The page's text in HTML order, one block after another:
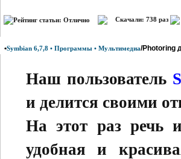
Скачали: 738 раз
•Symbian 6,7,8 • Программы • Мультимедиа/Photoring
Наш пользователь
и делится своими
На этот раз речь
удобная и